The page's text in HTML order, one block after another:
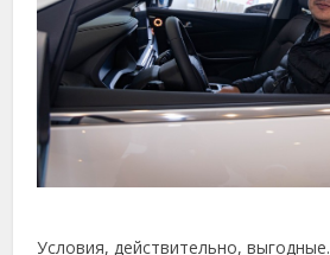
Условия, действительно, выгодные.